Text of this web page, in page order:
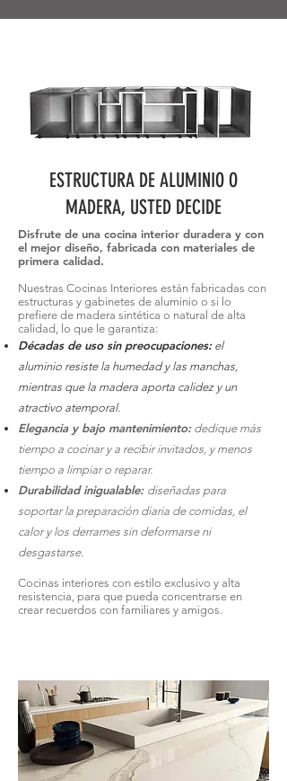
ESTRUCTURA DE ALUMINIO O
MADERA, USTED DECIDE
Disfrute de una cocina interior duradera y con
el mejor diseño, fabricada con materiales de
primera calidad.
Nuestras Cocinas Interiores están fabricadas con
estructuras y gabinetes de aluminio o si lo
prefiere de madera sintética o natural de alta
calidad, lo que le garantiza:
Décadas de uso sin preocupaciones:el
aluminio resiste la humedad y las manchas,
mientras que la madera aporta calidez y un
atractivo atemporal.
Elegancia y bajo mantenimiento:dedique más
tiempo a cocinar y a recibir invitados, y menos
tiempo a limpiar o reparar.
Durabilidad inigualable: diseñadas para
soportar la preparación diaria de comidas, el
calor y los derrames sin deformarse ni
desgastarse.
Cocinas interiores con estilo exclusivo y alta
resistencia, para que pueda concentrarse en
crear recuerdos con familiares y amigos.